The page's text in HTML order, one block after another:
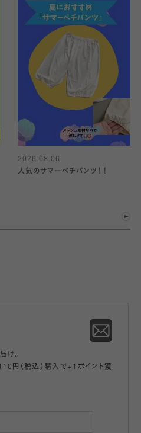
2026.08.06
人気のサマーペチパンツ！！
け。
円（税込）購入で+1ポイント獲